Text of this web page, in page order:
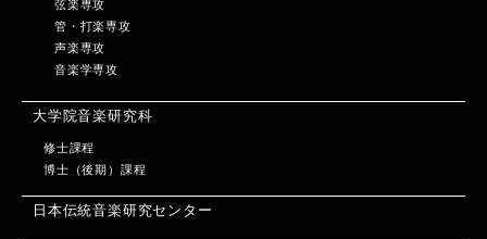
弦楽専攻
管・打楽専攻
声楽専攻
音楽学専攻
大学院音楽研究科
修士課程
博士（後期）課程
日本伝統音楽研究センター